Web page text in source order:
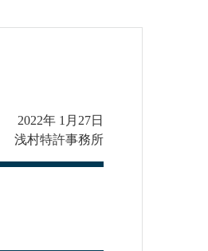
2022年 1月27日
浅村特許事務所